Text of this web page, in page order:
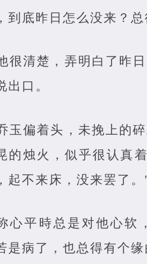
到底昨日怎么没来？
很清楚，弄明白了昨
出口。
玉偏着头，未挽上的
的烛火，似乎很认真
起不来床，没来罢了。
心平時总是对他心软
是病了，也总得有个缘